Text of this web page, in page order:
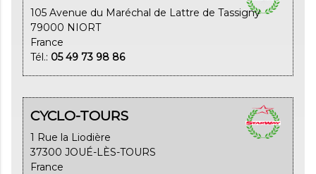
105 Avenue du Maréchal de Lattre de Tassigny
79000 NIORT
France
Tél.: 05 49 73 98 86
CYCLO-TOURS
1 Rue la Liodière
37300 JOUÉ-LÈS-TOURS
France